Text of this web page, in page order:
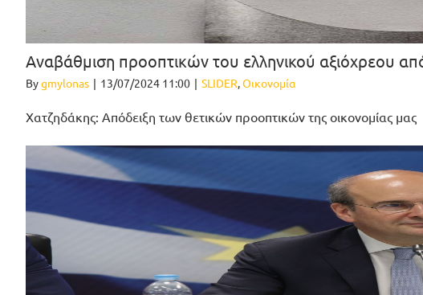
Αναβάθμιση προοπτικών του ελληνικού αξιόχρεου
Bygmylonas | 13/07/2024 11:00 | SLIDER,Οικονομία
Χατζηδάκης: Απόδειξη των θετικών προοπτικών της οικονομίας μας